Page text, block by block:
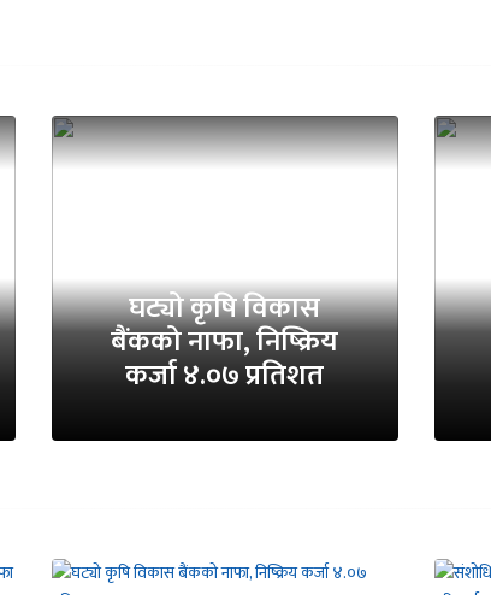
घट्यो कृषि विकास
बैंकको नाफा, निष्क्रिय
कर्जा ४.०७ प्रतिशत